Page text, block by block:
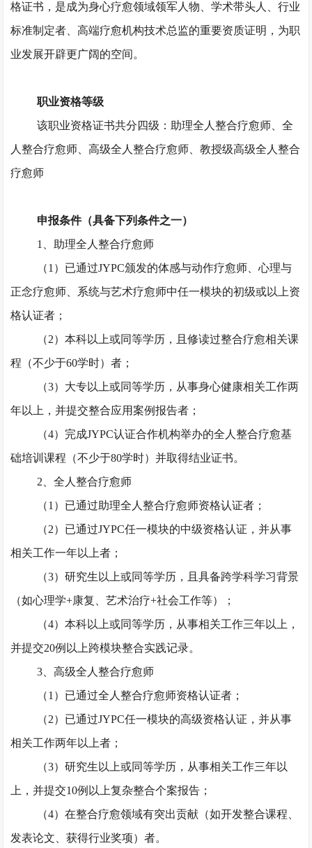
格证书，是成为身心疗愈领域领军人物、学术带头人、行业
标准制定者、高端疗愈机构技术总监的重要资质证明，为职
业发展开辟更广阔的空间。
职业资格等级
该职业资格证书共分四级：助理全人整合疗愈师、全
人整合疗愈师、高级全人整合疗愈师、教授级高级全人整合
疗愈师
申报条件（具备下列条件之一）
1、助理全人整合疗愈师
（1）已通过JYPC颁发的体感与动作疗愈师、心理与
正念疗愈师、系统与艺术疗愈师中任一模块的初级或以上资
格认证者；
（2）本科以上或同等学历，且修读过整合疗愈相关课
程（不少于60学时）者；
（3）大专以上或同等学历，从事身心健康相关工作两
年以上，并提交整合应用案例报告者；
（4）完成JYPC认证合作机构举办的全人整合疗愈基
础培训课程（不少于80学时）并取得结业证书。
2、全人整合疗愈师
（1）已通过助理全人整合疗愈师资格认证者；
（2）已通过JYPC任一模块的中级资格认证，并从事
相关工作一年以上者；
（3）研究生以上或同等学历，且具备跨学科学习背景
（如心理学+康复、艺术治疗+社会工作等）；
（4）本科以上或同等学历，从事相关工作三年以上，
并提交20例以上跨模块整合实践记录。
3、高级全人整合疗愈师
（1）已通过全人整合疗愈师资格认证者；
（2）已通过JYPC任一模块的高级资格认证，并从事
相关工作两年以上者；
（3）研究生以上或同等学历，从事相关工作三年以
上，并提交10例以上复杂整合个案报告；
（4）在整合疗愈领域有突出贡献（如开发整合课程、
发表论文、获得行业奖项）者。